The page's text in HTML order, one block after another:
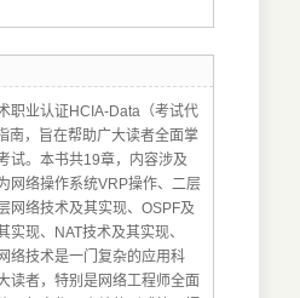
职业认证HCIA-Data（考试代
南，旨在帮助广大读者全面掌
试。本书共19章，内容涉及
网络操作系统VRP操作、二层
网络技术及其实现、OSPF及
实现、NAT技术及其实现、
络技术是一门复杂的应用科
读者，特别是网络工程师全面